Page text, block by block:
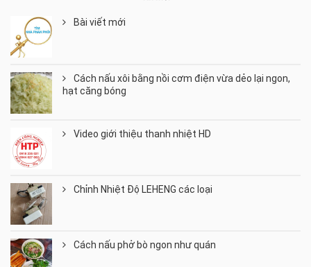
Bài viết mới
Cách nấu xôi bằng nồi cơm điện vừa dẻo lại ngon,
hạt căng bóng
Video giới thiệu thanh nhiệt HD
Chỉnh Nhiệt Độ LEHENG các loại
Cách nấu phở bò ngon như quán